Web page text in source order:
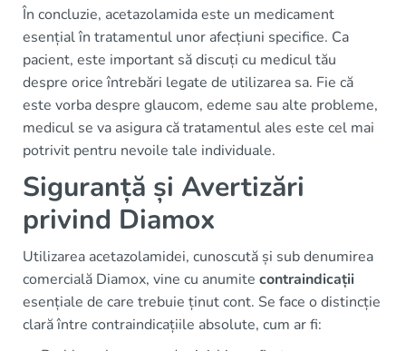
În concluzie, acetazolamida este un medicament
esențial în tratamentul unor afecțiuni specifice. Ca
pacient, este important să discuți cu medicul tău
despre orice întrebări legate de utilizarea sa. Fie că
este vorba despre glaucom, edeme sau alte probleme,
medicul se va asigura că tratamentul ales este cel mai
potrivit pentru nevoile tale individuale.
Siguranță și Avertizări
privind Diamox
Utilizarea acetazolamidei, cunoscută și sub denumirea
comercială Diamox, vine cu anumite contraindicații
esențiale de care trebuie ținut cont. Se face o distincție
clară între contraindicațiile absolute, cum ar fi: